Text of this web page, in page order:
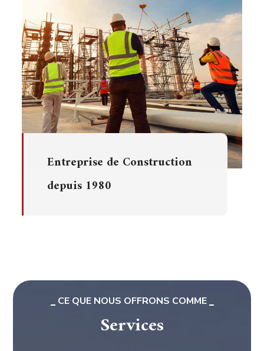
Entreprise de Construction
depuis 1980
CE QUE NOUS OFFRONS COMME
Services